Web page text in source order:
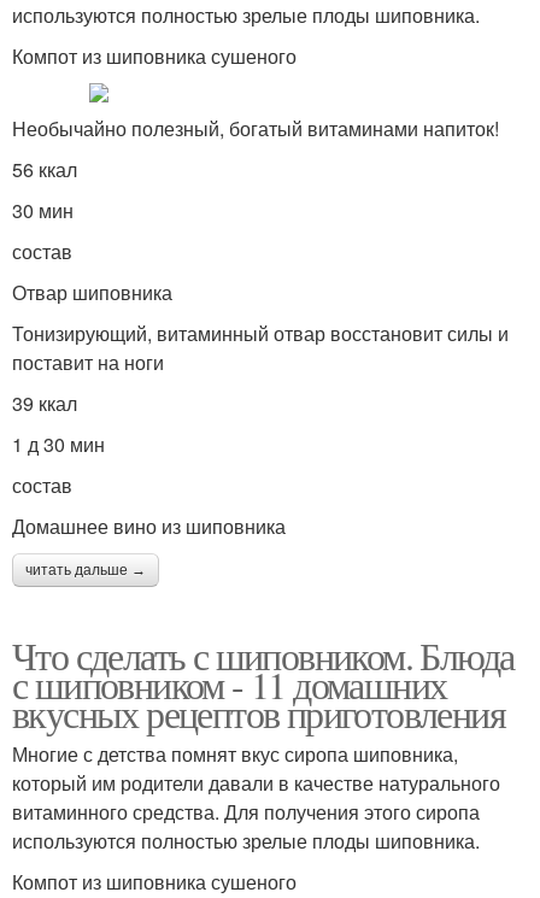
используются полностью зрелые плоды шиповника.
Компот из шиповника сушеного
Необычайно полезный, богатый витаминами напиток!
56 ккал
30 мин
состав
Отвар шиповника
Тонизирующий, витаминный отвар восстановит силы и
поставит на ноги
39 ккал
1 д 30 мин
состав
Домашнее вино из шиповника
читать дальше →
Что сделать с шиповником. Блюда
с шиповником - 11 домашних
вкусных рецептов приготовления
Многие с детства помнят вкус сиропа шиповника,
который им родители давали в качестве натурального
витаминного средства. Для получения этого сиропа
используются полностью зрелые плоды шиповника.
Компот из шиповника сушеного